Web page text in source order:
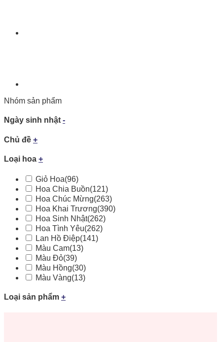
Nhóm sản phẩm
Ngày sinh nhật -
Chủ đề +
Loại hoa +
Giỏ Hoa(96)
Hoa Chia Buồn(121)
Hoa Chúc Mừng(263)
Hoa Khai Trương(390)
Hoa Sinh Nhật(262)
Hoa Tình Yêu(262)
Lan Hồ Điệp(141)
Màu Cam(13)
Màu Đỏ(39)
Màu Hồng(30)
Màu Vàng(13)
Loại sản phẩm +